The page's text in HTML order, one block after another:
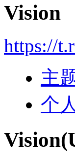
Vision
https://
主
个
Vision